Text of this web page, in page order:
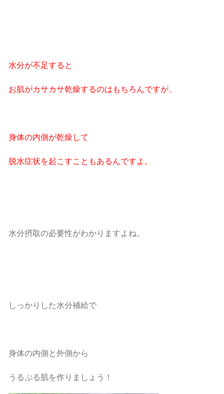
水分が不足すると
お肌がカサカサ乾燥するのはもちろんですが、
身体の内側が乾燥して
脱水症状を起こすこともあるんですよ。
水分摂取の必要性がわかりますよね。
しっかりした水分補給で
身体の内側と外側から
うるぷる肌を作りましょう！